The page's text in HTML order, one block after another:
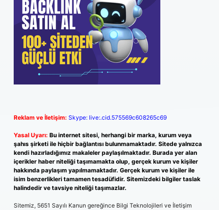
Reklam ve İletişim: Skype: live:.cid.575569c608265c69
Yasal Uyarı: Bu internet sitesi, herhangi bir marka, kurum veya
şahıs şirketi ile hiçbir bağlantısı bulunmamaktadır. Sitede yalnızca
kendi hazırladığımız makaleler paylaşılmaktadır. Burada yer alan
içerikler haber niteliği taşımamakta olup, gerçek kurum ve kişiler
hakkında paylaşım yapılmamaktadır. Gerçek kurum ve kişiler ile
isim benzerlikleri tamamen tesadüfidir. Sitemizdeki bilgiler taslak
halindedir ve tavsiye niteliği taşımazlar.
Sitemiz, 5651 Sayılı Kanun gereğince Bilgi Teknolojileri ve İletişim